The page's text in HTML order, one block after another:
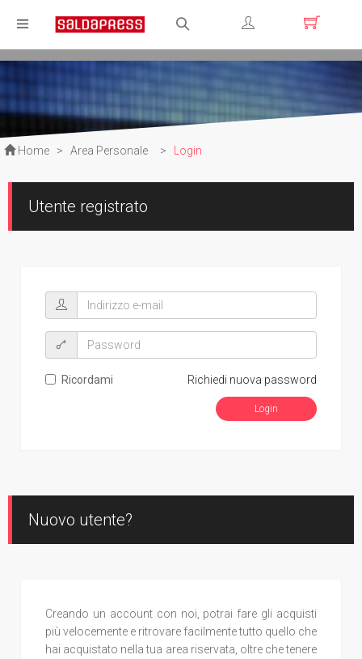
Registrati
Home > Area Personale > Login
Utente registrato
Richiedi nuova password
Ricordami
Nuovo utente?
Creando un account con noi, potrai fare gli acquisti
più velocemente e ritrovare facilmente tutto quello che
hai acquistato nella tua area riservata, oltre che tenere